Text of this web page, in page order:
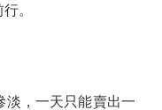
。
，一天只能賣出一